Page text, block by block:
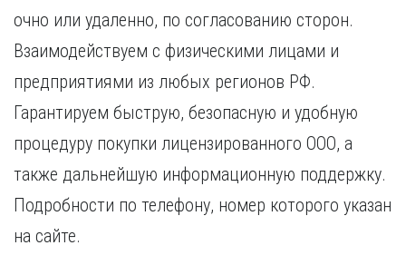
очно или удаленно, по согласованию сторон.
Взаимодействуем с физическими лицами и
предприятиями из любых регионов РФ.
Гарантируем быструю, безопасную и удобную
процедуру покупки лицензированного ООО, а
также дальнейшую информационную поддержку.
Подробности по телефону, номер которого указан
на сайте.